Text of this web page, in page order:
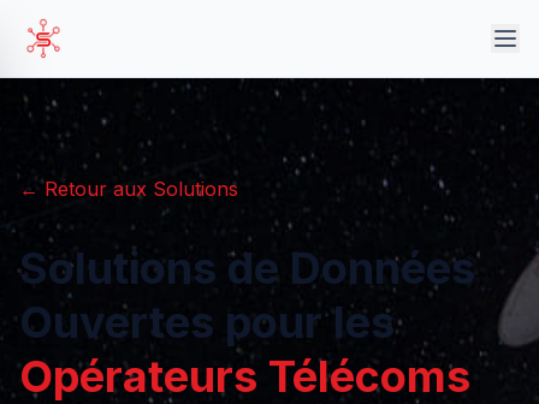
← Retour aux Solutions
Solutions de Données
Ouvertes pour les
Opérateurs Télécoms